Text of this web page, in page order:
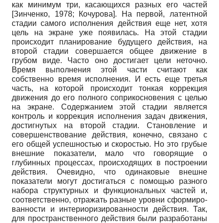
как минимум три, касающихся разных его частей
[Зинченко, 1978; Кочурова].
На первой, латентной
стадии самого исполнения действия еще нет, хотя
цель на экране уже появилась. На этой стадии
происходит планирование будущего действия, на
второй стадии совершается общее движение в
грубом виде. Часто оно достигает цели неточно.
Время выполнения этой части считают как
собственно время исполнения. И есть еще третья
часть, на которой происходит тонкая коррекция
движения до его полного соприкосновения с целью
на экране. Содержанием этой стадии является
контроль и коррекция исполнения задач движения,
достигнутых на второй стадии. Становление и
совершенствование действия, конечно, связано с
его общей успешностью и скоростью. Но это грубые
внешние показатели, мало что говорящие о
глубинных процессах, происходящих в построении
действия. Очевидно, что одинаковые внешне
показатели могут достигаться с помощью разного
набора структурных и функциональных частей и,
соответственно, отражать разные уровни сформиро-
ванности и интериоризированности действия. Так,
для пространственного действия были разработаны